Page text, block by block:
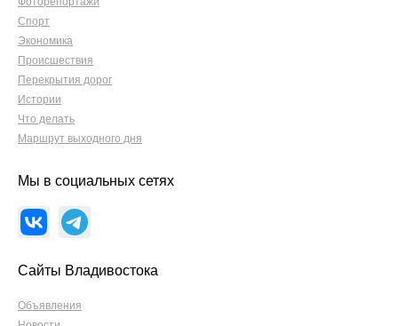
Спорт
Экономика
Происшествия
Перекрытия дорог
Истории
Что делать
Маршрут выходного дня
Мы в социальных сетях
Сайты Владивостока
Объявления